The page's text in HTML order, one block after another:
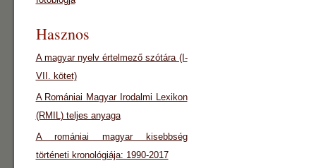
Hasznos
A magyar nyelv értelmező szótára (I-
VII. kötet)
A Romániai Magyar Irodalmi Lexikon
(RMIL) teljes anyaga
A romániai magyar kisebbség
történeti kronológiája: 1990-2017